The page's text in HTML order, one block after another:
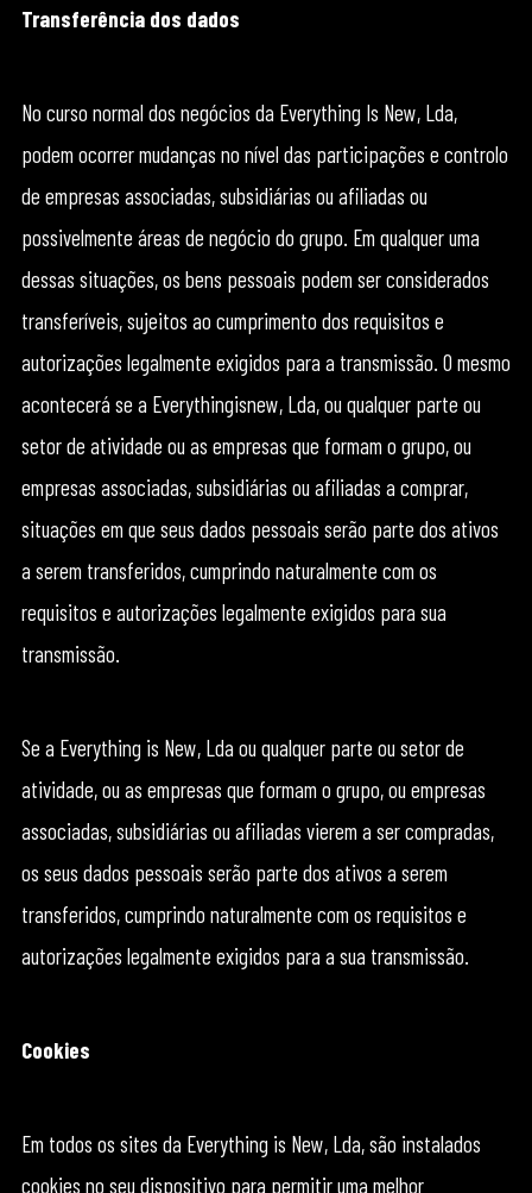
Transferência dos dados
No curso normal dos negócios da Everything Is New, Lda,
podem ocorrer mudanças no nível das participações e controlo
de empresas associadas, subsidiárias ou afiliadas ou
possivelmente áreas de negócio do grupo. Em qualquer uma
dessas situações, os bens pessoais podem ser considerados
transferíveis, sujeitos ao cumprimento dos requisitos e
autorizações legalmente exigidos para a transmissão. O mesmo
acontecerá se a Everythingisnew, Lda, ou qualquer parte ou
setor de atividade ou as empresas que formam o grupo, ou
empresas associadas, subsidiárias ou afiliadas a comprar,
situações em que seus dados pessoais serão parte dos ativos
a serem transferidos, cumprindo naturalmente com os
requisitos e autorizações legalmente exigidos para sua
transmissão.
Se a Everything is New, Lda ou qualquer parte ou setor de
atividade, ou as empresas que formam o grupo, ou empresas
associadas, subsidiárias ou afiliadas vierem a ser compradas,
os seus dados pessoais serão parte dos ativos a serem
transferidos, cumprindo naturalmente com os requisitos e
autorizações legalmente exigidos para a sua transmissão.
Cookies
Em todos os sites da Everything is New, Lda, são instalados
cookies no seu dispositivo para permitir uma melhor